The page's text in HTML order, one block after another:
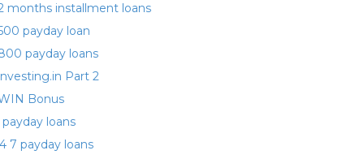
months installment loans
payday loan
payday loans
Part 2
Bonus
payday loans
7 payday loans